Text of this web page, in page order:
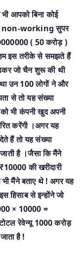
आपको बिना कोई
है non-working सुपर
( 50 करोड़ )
इस तरीके से समझते हैं
जो चैन शुरू की थी
उन 100 लोगों ने और
से तो यह संख्या
भी कंपनी खुद अपनी
करेंगी ।अगर यह
हैं तो यह संख्या
है ।जैसा कि मैंने
की खरीदारी
मैंने बताए थे ! अगर यह
हिसाब से इन्होंने जो
× 10000 =
रेवेन्यू 1000 करोड़
है !